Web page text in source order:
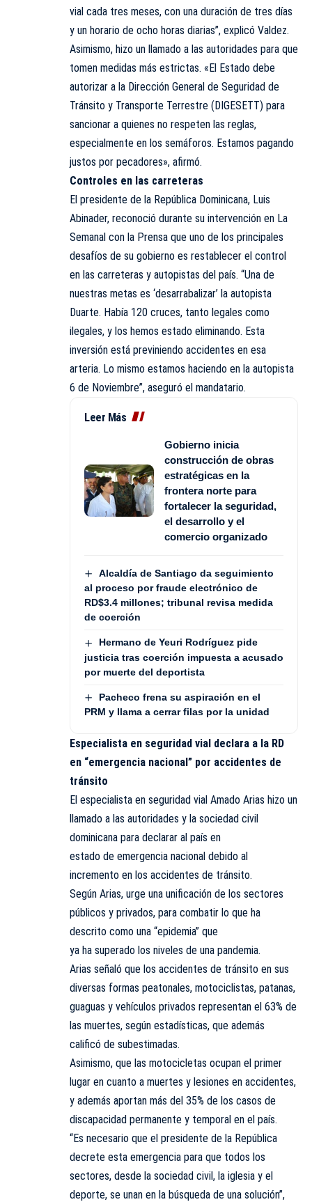
vial cada tres meses, con una duración de tres días
y un horario de ocho horas diarias”, explicó Valdez.
Asimismo, hizo un llamado a las autoridades para que
tomen medidas más estrictas. «El Estado debe
autorizar a la Dirección General de Seguridad de
Tránsito y Transporte Terrestre (DIGESETT) para
sancionar a quienes no respeten las reglas,
especialmente en los semáforos. Estamos pagando
justos por pecadores», afirmó.
Controles en las carreteras
El presidente de la República Dominicana, Luis
Abinader, reconoció durante su intervención en La
Semanal con la Prensa que uno de los principales
desafíos de su gobierno es restablecer el control
en las carreteras y autopistas del país. “Una de
nuestras metas es ‘desarrabalizar’ la autopista
Duarte. Había 120 cruces, tanto legales como
ilegales, y los hemos estado eliminando. Esta
inversión está previniendo accidentes en esa
arteria. Lo mismo estamos haciendo en la autopista
6 de Noviembre”, aseguró el mandatario.
Leer Más
Gobierno inicia
construcción de obras
estratégicas en la
frontera norte para
fortalecer la seguridad,
el desarrollo y el
comercio organizado
Alcaldía de Santiago da seguimiento
al proceso por fraude electrónico de
RD$3.4 millones; tribunal revisa medida
de coerción
Hermano de Yeuri Rodríguez pide
justicia tras coerción impuesta a acusado
por muerte del deportista
Pacheco frena su aspiración en el
PRM y llama a cerrar filas por la unidad
Especialista en seguridad vial declara a la RD
en “emergencia nacional” por accidentes de
tránsito
El especialista en seguridad vial Amado Arias hizo un
llamado a las autoridades y la sociedad civil
dominicana para declarar al país en
estado de emergencia nacional debido al
incremento en los accidentes de tránsito.
Según Arias, urge una unificación de los sectores
públicos y privados, para combatir lo que ha
descrito como una “epidemia” que
ya ha superado los niveles de una pandemia.
Arias señaló que los accidentes de tránsito en sus
diversas formas peatonales, motociclistas, patanas,
guaguas y vehículos privados representan el 63% de
las muertes, según estadísticas, que además
calificó de subestimadas.
Asimismo, que las motocicletas ocupan el primer
lugar en cuanto a muertes y lesiones en accidentes,
y además aportan más del 35% de los casos de
discapacidad permanente y temporal en el país.
“Es necesario que el presidente de la República
decrete esta emergencia para que todos los
sectores, desde la sociedad civil, la iglesia y el
deporte, se unan en la búsqueda de una solución”,